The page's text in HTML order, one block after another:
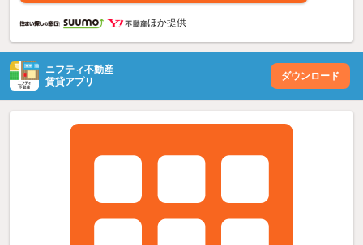
ほか提供
ニフティ不動産
賃貸アプリ
ダウンロード